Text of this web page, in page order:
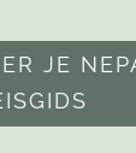
JE